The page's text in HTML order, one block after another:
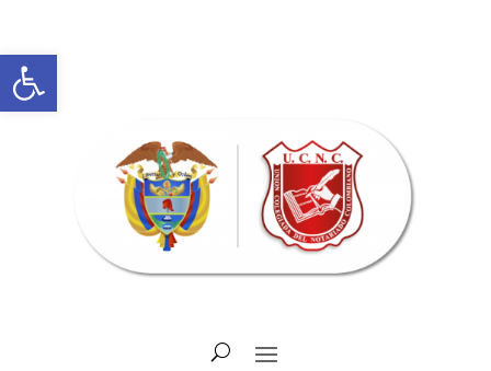
Open toolbar